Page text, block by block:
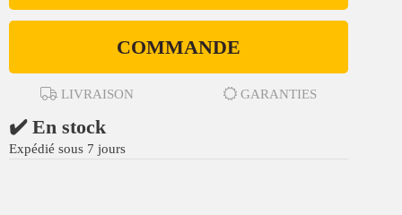
COMMANDE
LIVRAISON GARANTIES
✔️ En stock
Expédié sous 7 jours